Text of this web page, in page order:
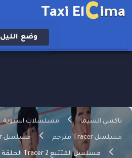
Taxi ElCima
وضع الليل
تاكسي السيما مسلسلات اسيوية
مسلسل Tracer مترجم مسلسل Tracer الموسم الثاني مترجم
مسلسل المتتبع 2 Tracer الحلقة 3